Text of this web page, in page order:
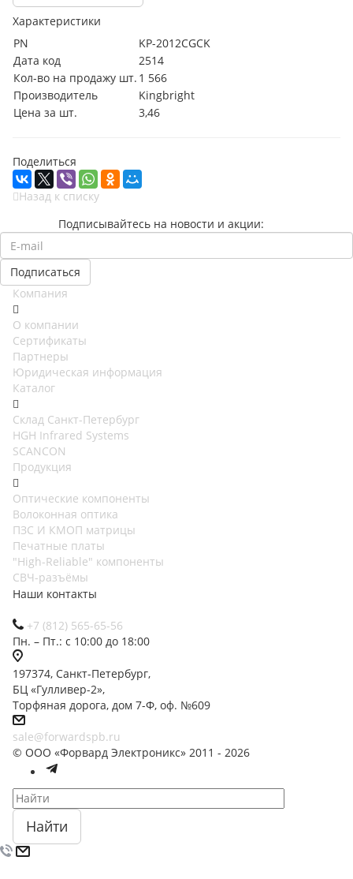
Характеристики
PN
KP-2012CGCK
Дата код
2514
Кол-во на продажу шт. 1 566
Производитель
Kingbright
Цена за шт.
3,46
Поделиться
Назад к списку
Подписывайтесь на новости и акции:
Компания
О компании
Сертификаты
Партнеры
Юридическая информация
Каталог
Cклад Санкт-Петербург
HGH Infrared Systems
SCANCON
Продукция
Оптические компоненты
Волоконная оптика
ПЗС И КМОП матрицы
Печатные платы
"High-Reliable" компоненты
СВЧ-разъёмы
Наши контакты
+7 (812) 565-65-56
Пн. – Пт.: с 10:00 до 18:00
197374, Санкт-Петербург,
БЦ «Гулливер-2»,
Торфяная дорога, дом 7-Ф, оф. №609
sale@forwardspb.ru
© ООО «Форвард Электроникс» 2011 - 2026
Найти